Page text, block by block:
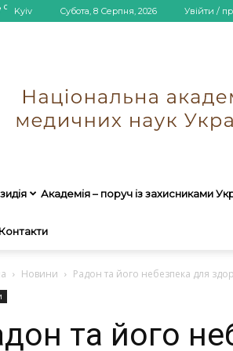
C Kyiv Субота, 8 Серпня, 2026 Увійти /
Академія – поруч із захисниками
Контакти
Новини Радон та його небезпека для
та його